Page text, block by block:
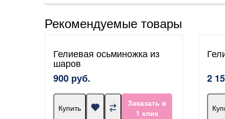
Рекомендуемые товары
Гелиевая осьминожка из
шаров
900 руб.
Купить
Заказать в
1 клик
2